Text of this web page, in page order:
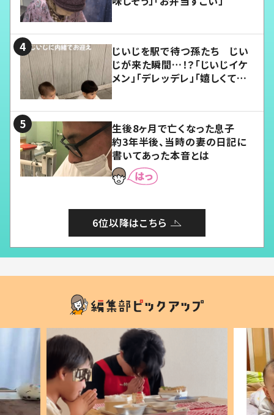
じいじを駅で待つ孫たち じい
じが来た瞬間…！？「じいじイケ
メン」「デレッデレ」「嬉しくて可
生後8ヶ月で亡くなった息子
約3年半後、当時の妻の日記に
書いてあった本音とは
6位以降はこちら